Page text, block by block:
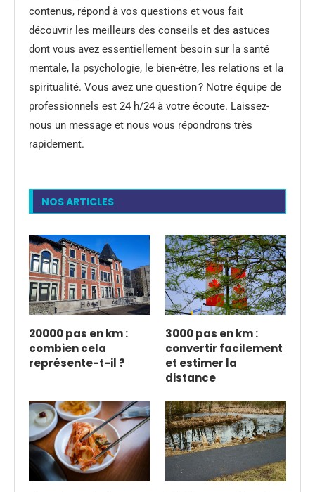
contenus, répond à vos questions et vous fait
découvrir les meilleurs des conseils et des astuces
dont vous avez essentiellement besoin sur la santé
mentale, la psychologie, le bien-être, les relations et la
spiritualité. Vous avez une question ? Notre équipe de
professionnels est 24 h/24 à votre écoute. Laissez-
nous un message et nous vous répondrons très
rapidement.
NOS ARTICLES
20000 pas en km :
combien cela
représente-t-il ?
3000 pas en km :
convertir facilement
et estimer la
distance